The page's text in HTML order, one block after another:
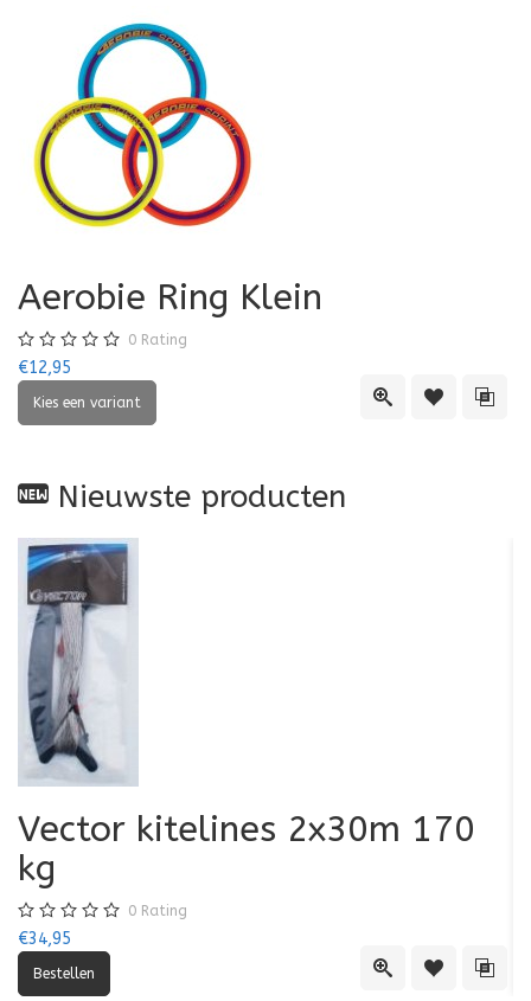
Quick ViewToevoegen
Aerobie Ring Klein
0 Rating
€12,95
Nieuwste producten
Quick ViewToevoegen
Vector kitelines 2x30m 170
kg
0 Rating
€34,95